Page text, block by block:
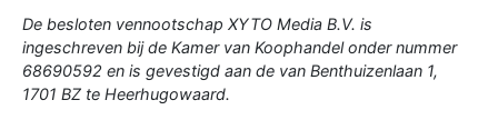
De besloten vennootschap XYTO Media B.V. is
ingeschreven bij de Kamer van Koophandel onder nummer
68690592 en is gevestigd aan de van Benthuizenlaan 1,
1701 BZ te Heerhugowaard.